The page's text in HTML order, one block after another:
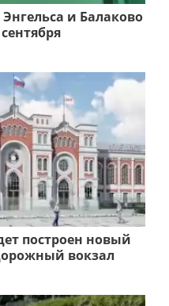
и Балаково
построен новый
вокзал